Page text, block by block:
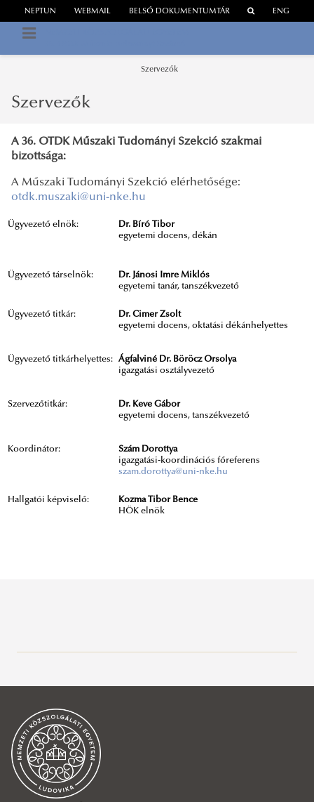
WEBMAIL
NEPTUN BELSŐ DOKUMENTUMTÁR ENG
Szervezők
Szervezők
Adatkezelési tájékoztató
Hasznos linkek résztvevőknek
Helyszín
Szervezők
A 36. OTDK Műszaki Tudományi Szekció szakmai
bizottsága:
A Műszaki Tudományi Szekció elérhetősége:
otdk.muszaki@uni-nke.hu
Ügyvezető elnök:
Dr. Bíró Tibor
egyetemi docens, dékán
Ügyvezető társelnök:
Dr. Jánosi Imre Miklós
egyetemi tanár, tanszékvezető
Ügyvezető titkár:
Ügyvezető titkárhelyettes:
Szervezőtitkár:
Koordinátor:
Dr. Cimer Zsolt
egyetemi docens, oktatási dékánhelyettes
Ágfalviné Dr. Böröcz Orsolya
igazgatási osztályvezető
Dr. Keve Gábor
egyetemi docens, tanszékvezető
Szám Dorottya
igazgatási-koordinációs főreferens
szam.dorottya@uni-nke.hu
Hallgatói képviselő:
Kozma Tibor Bence
HÖK elnök